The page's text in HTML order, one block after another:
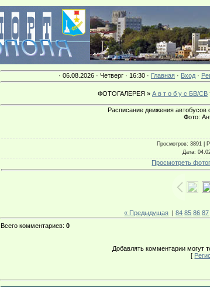
· 06.08.2026 · Четверг · 16:30 · Главная· Вход·
ФОТОГАЛЕРЕЯ » А в т о б у с БВ/СВ
Расписание движения автобусов
Фото:
Просмотров: 3891 |
Дата:
Просмотреть
« Предыдущая |84 85 86 87
Всего комментариев:0
Добавлять комментарии могут
[